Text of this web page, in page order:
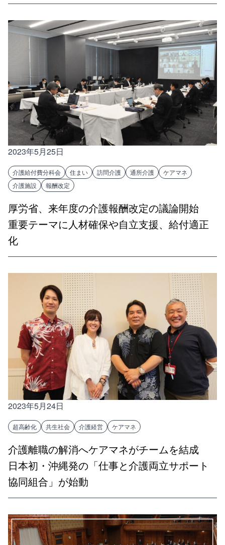
2023年5月25日
介護給付費分科会 住まい 訪問介護 通所介護
ケアマネ
介護施設
報酬改定
厚労省、来年度の介護報酬改定の議論開始
重要テーマに人材確保や自立支援、給付適正
化
2023年5月24日
超高齢化 共生社会 介護経営 ケアマネ
介護離職の解消へケアマネがチームを結成
日本初・沖縄発の「仕事と介護両立サポート
協同組合」が始動